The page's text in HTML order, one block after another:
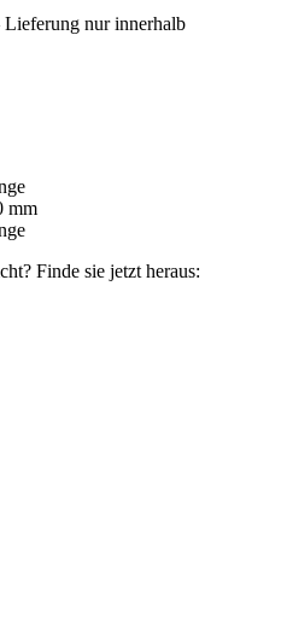
Lieferung nur innerhalb
mm
Finde sie jetzt heraus: